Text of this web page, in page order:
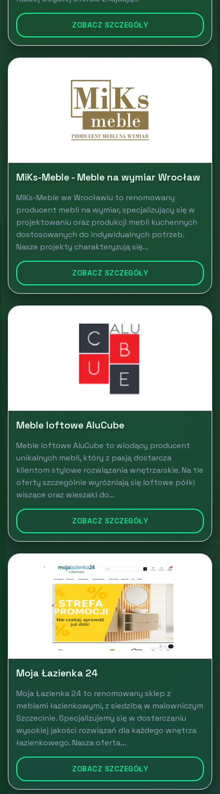
ZOBACZ SZCZEGÓŁY
MiKs-Meble - Meble na wymiar Wrocław
MiKs-Meble we Wrocławiu to renomowany
producent mebli na wymiar, specjalizujący się w
projektowaniu oraz produkcji mebli kuchennych
dostosowanych do indywidualnych potrzeb.
Nasze projekty charakteryzują się...
ZOBACZ SZCZEGÓŁY
Meble loftowe AluCube
Meble loftowe AluCube to wiodący producent
unikalnych mebli, który z pasją dostarcza
klientom stylowe rozwiązania wnętrzarskie. Na tle
oferty szczególnie wyróżniają się loftowe półki
wiszące oraz wieszaki do...
ZOBACZ SZCZEGÓŁY
Moja Łazienka 24
Moja Łazienka 24 to renomowany sklep z
meblami łazienkowymi, z siedzibą w malowniczym
Szczecinie. Specjalizujemy się w dostarczaniu
wysokiej jakości rozwiązań dla każdego wnętrza
łazienkowego. Nasza oferta...
ZOBACZ SZCZEGÓŁY